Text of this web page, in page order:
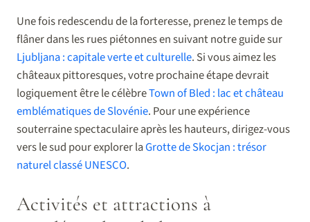
Une fois redescendu de la forteresse, prenez le temps de
flâner dans les rues piétonnes en suivant notre guide sur
Ljubljana : capitale verte et culturelle. Si vous aimez les
châteaux pittoresques, votre prochaine étape devrait
logiquement être le célèbreTown of Bled : lac et château
emblématiques de Slovénie. Pour une expérience
souterraine spectaculaire après les hauteurs, dirigez-vous
vers le sud pour explorer laGrotte de Skocjan : trésor
naturel classé UNESCO.
Activités et attractions à